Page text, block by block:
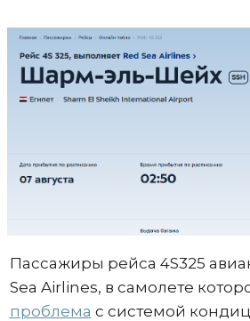
Пассажиры рейса 4S325
Sea Airlines, в самолете
проблема с системой